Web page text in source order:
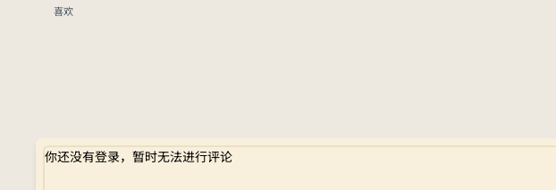
喜欢
你还没有登录，暂时无法进行评论